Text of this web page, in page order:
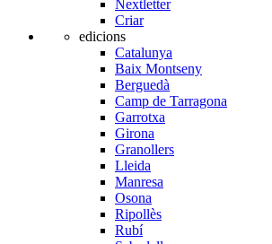
Nextletter
Criar
edicions
Catalunya
Baix Montseny
Berguedà
Camp de Tarragona
Garrotxa
Girona
Granollers
Lleida
Manresa
Osona
Ripollès
Rubí